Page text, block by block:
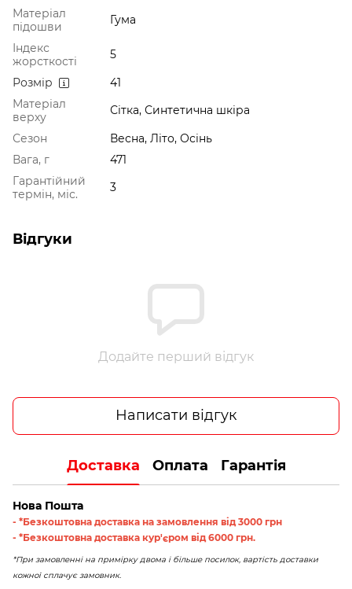
Матеріал
підошви
Гума
Індекс
жорсткості
5
Розмір
41
Матеріал
верху
Сітка, Синтетична шкіра
Сезон
Весна, Літо, Осінь
Вага, г
471
Гарантійний
термін, міс.
3
Відгуки
Додайте перший відгук
Написати відгук
Доставка Оплата Гарантія
Нова Пошта
- *Безкоштовна доставка на замовлення від 3000 грн
- *Безкоштовна доставка кур'єром від 6000 грн.
*При замовленні на примірку двома і більше посилок, вартість доставки
кожної сплачує замовник.